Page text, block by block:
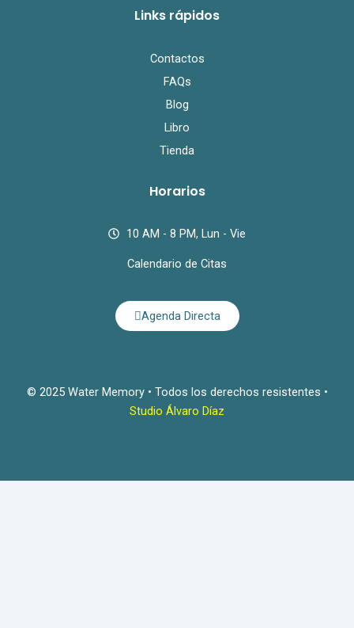
Links rápidos
Contactos
FAQs
Blog
Libro
Tienda
Horarios
10 AM - 8 PM, Lun - Vie
Calendario de Citas
Agenda Directa
© 2025 Water Memory • Todos los derechos resistentes •
Studio Álvaro Díaz